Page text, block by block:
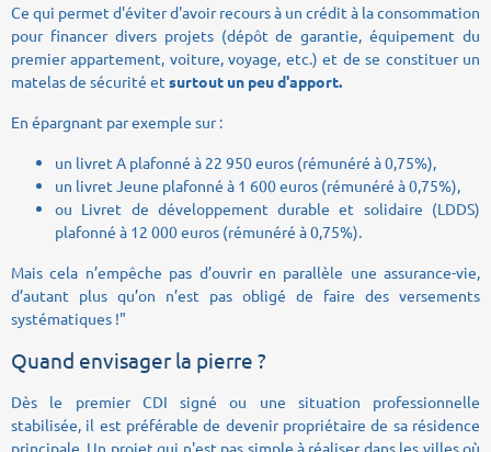
Ce qui permet d'éviter d'avoir recours à un crédit à la consommation
pour financer divers projets (dépôt de garantie, équipement du
premier appartement, voiture, voyage, etc.) et de se constituer un
matelas de sécurité et surtout un peu d'apport.
En épargnant par exemple sur :
un livret A plafonné à 22 950 euros (rémunéré à 0,75%),
un livret Jeune plafonné à 1 600 euros (rémunéré à 0,75%),
ou Livret de développement durable et solidaire (LDDS)
plafonné à 12 000 euros (rémunéré à 0,75%).
Mais cela n’empêche pas d’ouvrir en parallèle une assurance-vie,
d’autant plus qu’on n’est pas obligé de faire des versements
systématiques !"
Quand envisager la pierre ?
Dès le premier CDI signé ou une situation professionnelle
stabilisée, il est préférable de devenir propriétaire de sa résidence
principale. Un projet qui n'est pas simple à réaliser dans les villes où